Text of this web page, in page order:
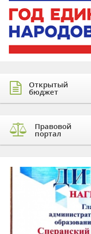
Открытый
бюджет
Правовой
портал